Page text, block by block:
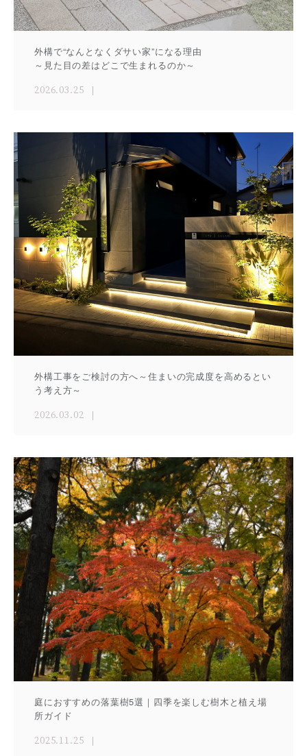
外構で“なんとなくダサい家”になる理由
～見た目の差はどこで生まれるのか～
2026.03.25
外構工事をご検討の方へ～住まいの完成度を高めるとい
う考え方～
2026.03.02
庭におすすめの落葉樹5選｜四季を楽しむ樹木と植え場
所ガイド
2025.11.25